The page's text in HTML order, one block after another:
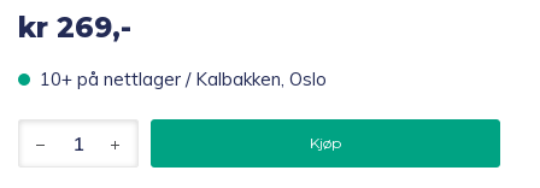
kr 269,-
10+ på nettlager / Kalbakken, Oslo
Micropur
Quick
Kjøp